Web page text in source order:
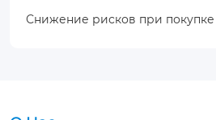
Снижение рисков при покупке